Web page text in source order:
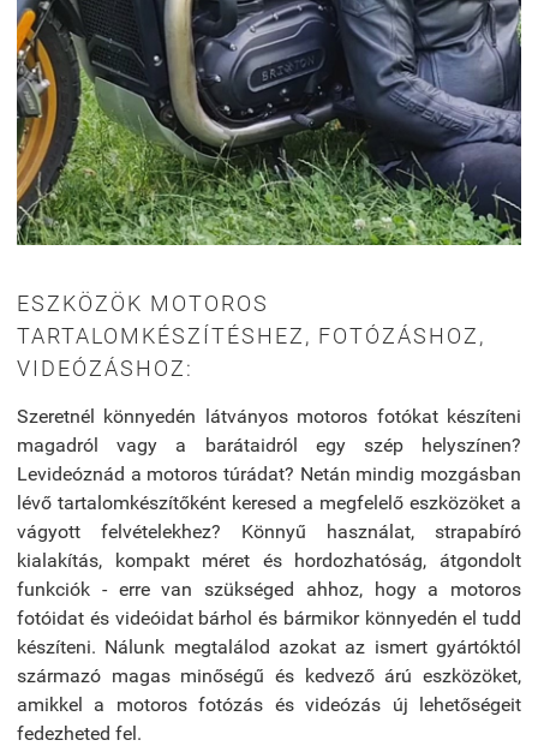
ESZKÖZÖK MOTOROS
TARTALOMKÉSZÍTÉSHEZ, FOTÓZÁSHOZ,
VIDEÓZÁSHOZ:
Szeretnél könnyedén látványos motoros fotókat készíteni
magadról vagy a barátaidról egy szép helyszínen?
Levideóznád a motoros túrádat? Netán mindig mozgásban
lévő tartalomkészítőként keresed a megfelelő eszközöket a
vágyott felvételekhez? Könnyű használat, strapabíró
kialakítás, kompakt méret és hordozhatóság, átgondolt
funkciók - erre van szükséged ahhoz, hogy a motoros
fotóidat és videóidat bárhol és bármikor könnyedén el tudd
készíteni. Nálunk megtalálod azokat az ismert gyártóktól
származó magas minőségű és kedvező árú eszközöket,
amikkel a motoros fotózás és videózás új lehetőségeit
fedezheted fel.